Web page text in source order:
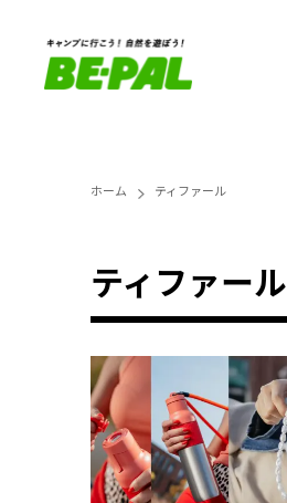
ホーム ティファール
ティファール